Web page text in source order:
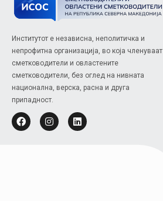
Институтот е независна, неполитичка и
непрофитна организација, во која членуваат
сметководители и овластените
сметководители, без оглед на нивната
национална, верска, расна и друга
припадност.